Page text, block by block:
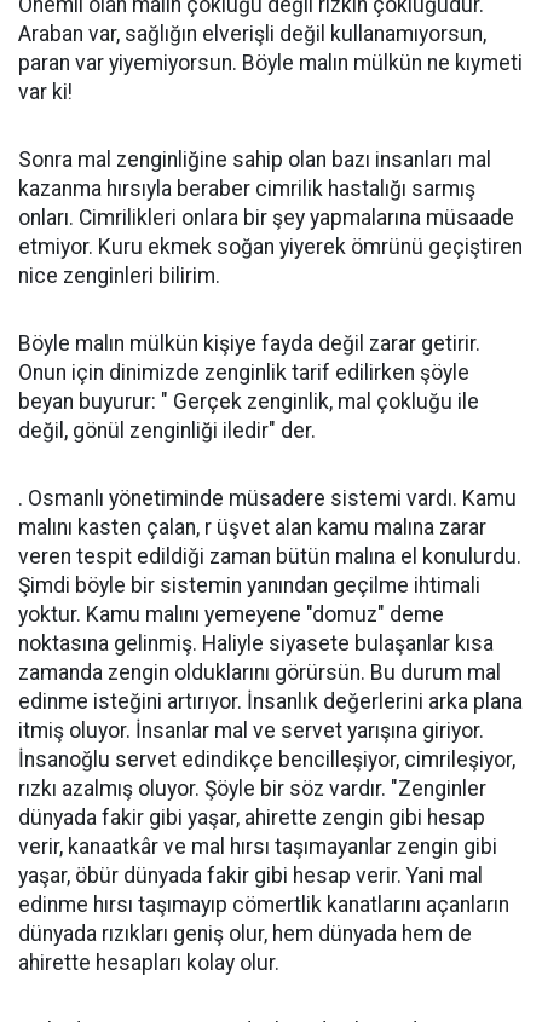
Önemli olan malın çokluğu değil rızkın çokluğudur.
Araban var, sağlığın elverişli değil kullanamıyorsun,
paran var yiyemiyorsun. Böyle malın mülkün ne kıymeti
var ki!
Sonra mal zenginliğine sahip olan bazı insanları mal
kazanma hırsıyla beraber cimrilik hastalığı sarmış
onları. Cimrilikleri onlara bir şey yapmalarına müsaade
etmiyor. Kuru ekmek soğan yiyerek ömrünü geçiştiren
nice zenginleri bilirim.
Böyle malın mülkün kişiye fayda değil zarar getirir.
Onun için dinimizde zenginlik tarif edilirken şöyle
beyan buyurur: " Gerçek zenginlik, mal çokluğu ile
değil, gönül zenginliği iledir" der.
. Osmanlı yönetiminde müsadere sistemi vardı. Kamu
malını kasten çalan, r üşvet alan kamu malına zarar
veren tespit edildiği zaman bütün malına el konulurdu.
Şimdi böyle bir sistemin yanından geçilme ihtimali
yoktur. Kamu malını yemeyene "domuz" deme
noktasına gelinmiş. Haliyle siyasete bulaşanlar kısa
zamanda zengin olduklarını görürsün. Bu durum mal
edinme isteğini artırıyor. İnsanlık değerlerini arka plana
itmiş oluyor. İnsanlar mal ve servet yarışına giriyor.
İnsanoğlu servet edindikçe bencilleşiyor, cimrileşiyor,
rızkı azalmış oluyor. Şöyle bir söz vardır. "Zenginler
dünyada fakir gibi yaşar, ahirette zengin gibi hesap
verir, kanaatkâr ve mal hırsı taşımayanlar zengin gibi
yaşar, öbür dünyada fakir gibi hesap verir. Yani mal
edinme hırsı taşımayıp cömertlik kanatlarını açanların
dünyada rızıkları geniş olur, hem dünyada hem de
ahirette hesapları kolay olur.